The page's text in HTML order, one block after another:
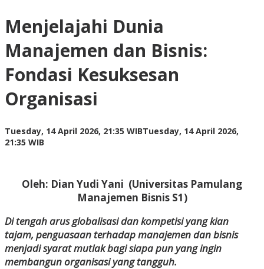
Menjelajahi Dunia
Manajemen dan Bisnis:
Fondasi Kesuksesan
Organisasi
Tuesday, 14 April 2026, 21:35 WIBTuesday, 14 April 2026,
21:35 WIB
Oleh: Dian Yudi Yani (Universitas Pamulang
Manajemen Bisnis S1)
Di tengah arus globalisasi dan kompetisi yang kian
tajam, penguasaan terhadap manajemen dan bisnis
menjadi syarat mutlak bagi siapa pun yang ingin
membangun organisasi yang tangguh.